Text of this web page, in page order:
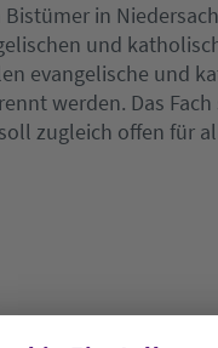
in
und
evangelische und
werden. Das
zugleich offen für